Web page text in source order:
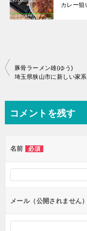
カレー狙
投
ビ
ー
豚骨ラーメン雄(ゆう)
埼玉県狭山市に新しい家系が誕生し
コメントを残す
名前 必須
メール（公開されません）